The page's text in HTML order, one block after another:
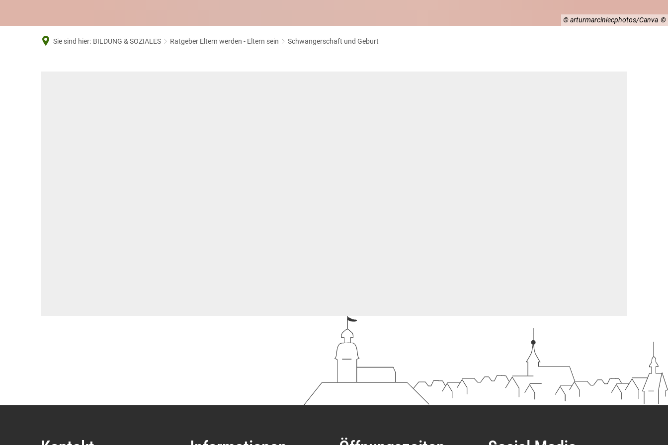
© arturmarciniecphotos/Canva
Sie sind hier: BILDUNG & SOZIALES Ratgeber Eltern werden - Eltern sein Schwangerschaft und Geburt